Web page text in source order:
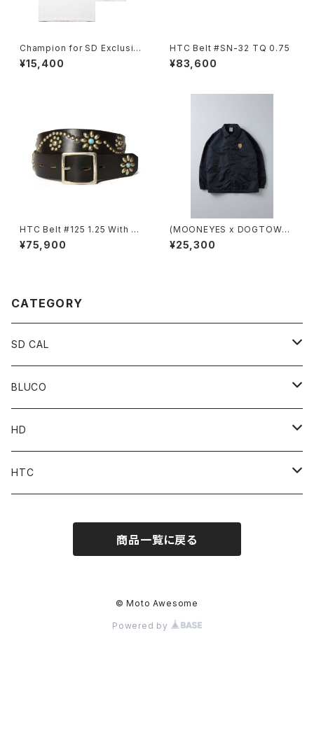
Champion for SD Exclusiv
e T1011
¥15,400
HTC Belt #SN-32 TQ 0.75
¥83,600
HTC Belt #125 1.25 With En
d
¥75,900
(MOONEYES x DOGTOWN
x BLUCO) コーチジャケット
¥25,300
CATEGORY
SD CAL
Top
Pant
Accessories
BLUCO
Tops
Pant
MOONEYES x DOGTOWN x BLUCO
HD
Parts
HTC
商品一覧に戻る
© Moto Awesome
Powered by